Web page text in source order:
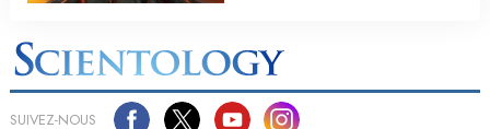
SUIVEZ-NOUS